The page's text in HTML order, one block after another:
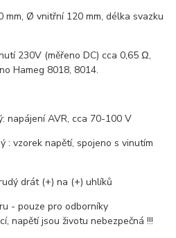
mm, Ø vnitřní 120 mm, délka svazku
230V (měřeno DC) cca 0,65 Ω,
Hameg 8018, 8014.
napájení AVR, cca 70-100 V
: vzorek napětí, spojeno s vinutím
drát (+) na (+) uhlíků
- pouze pro odborníky
napětí jsou životu nebezpečná !!!